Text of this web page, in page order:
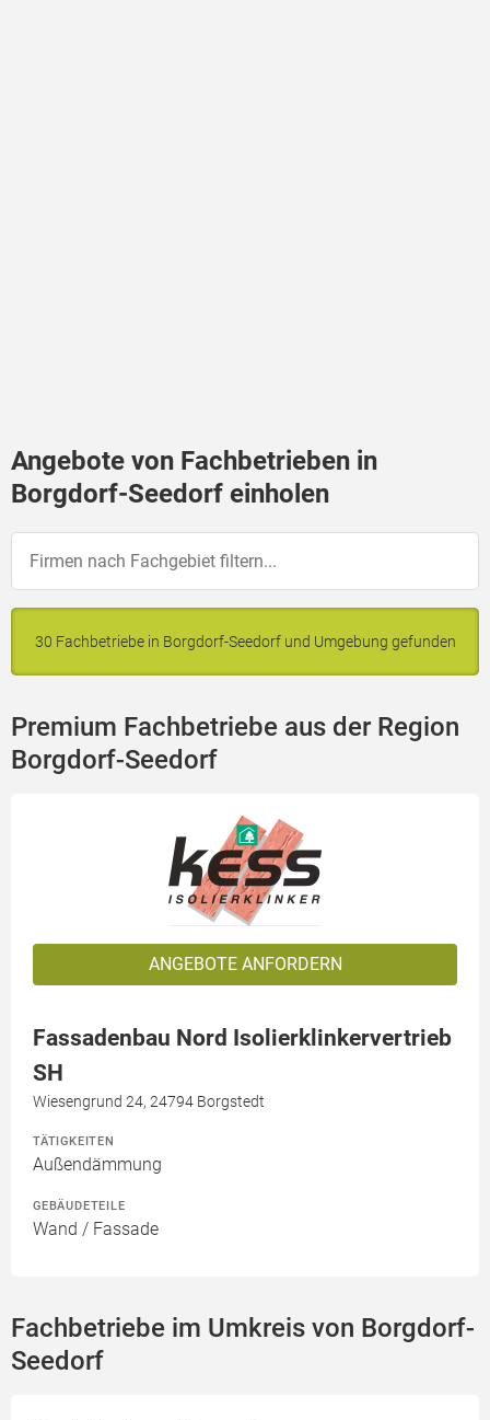
Angebote von Fachbetrieben in
Borgdorf-Seedorf einholen
30 Fachbetriebe in Borgdorf-Seedorf und Umgebung gefunden
Premium Fachbetriebe aus der Region
Borgdorf-Seedorf
ANGEBOTE ANFORDERN
Fassadenbau Nord Isolierklinkervertrieb
SH
Wiesengrund 24, 24794 Borgstedt
TÄTIGKEITEN
Außendämmung
GEBÄUDETEILE
Wand / Fassade
Fachbetriebe im Umkreis von Borgdorf-
Seedorf